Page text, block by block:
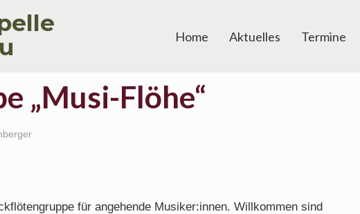
Home Aktuelles Termine
„Musi-Flöhe“
für angehende Musiker:innen. Willkommen sind